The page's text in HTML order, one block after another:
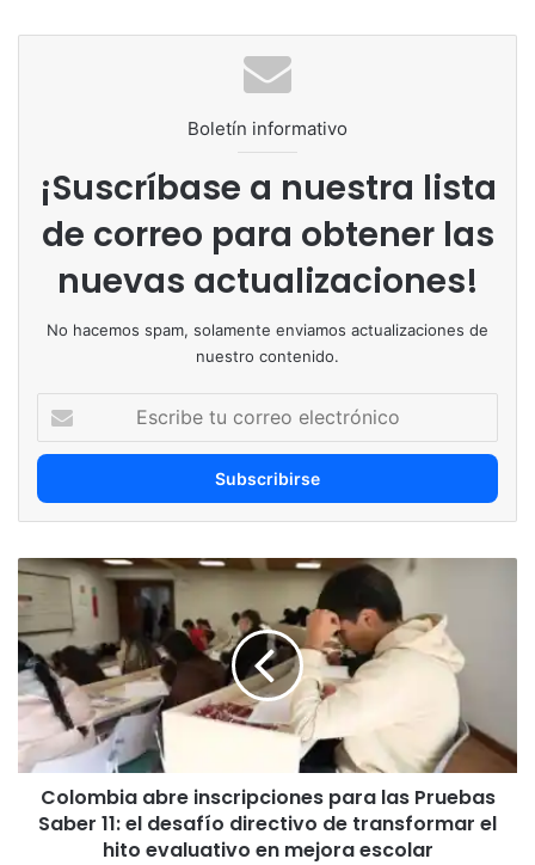
Boletín informativo
¡Suscríbase a nuestra lista
de correo para obtener las
nuevas actualizaciones!
No hacemos spam, solamente enviamos actualizaciones de
nuestro contenido.
correo
Colombia
abre
inscripciones
para
las
Pruebas
Saber
11:
el
desafío
directivo
Colombia abre inscripciones para las Pruebas
Saber 11: el desafío directivo de transformar el
hito evaluativo en mejora escolar